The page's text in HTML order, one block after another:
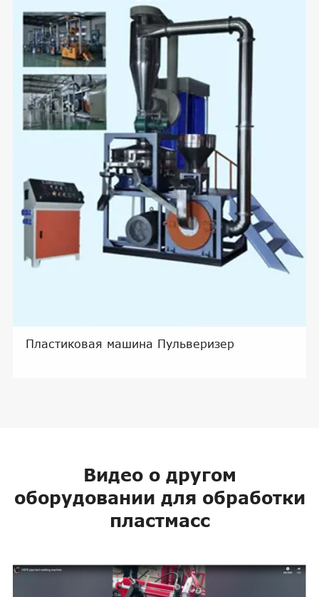
Пластиковая машина Пульверизер
Видео о другом
оборудовании для обработки
пластмасс